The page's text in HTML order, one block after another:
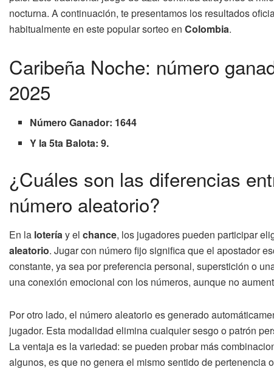
nocturna. A continuación, te presentamos los resultados
habitualmente en este popular sorteo en Colombia.
Caribeña Noche: número
2025
Número Ganador: 1644
Y la 5ta Balota: 9.
¿Cuáles son las diferencias
número aleatorio?
En la loteríay el chance, los jugadores pueden participar
aleatorio. Jugar con número fijo significa que el apostador
constante, ya sea por preferencia personal, superstición o
una conexión emocional con los números, aunque no
Por otro lado, el número aleatorio es generado
jugador. Esta modalidad elimina cualquier sesgo o patrón
La ventaja es la variedad: se pueden probar más
algunos, es que no genera el mismo sentido de pertenencia